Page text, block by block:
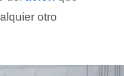
otro